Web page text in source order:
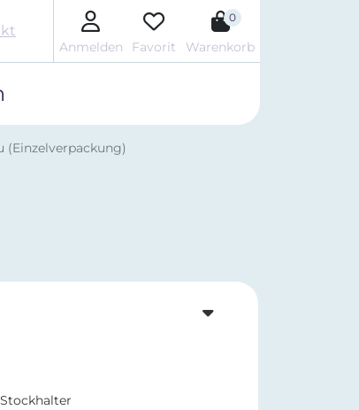
Anmelden Favorit
0
Warenkorb
(Einzelverpackung)